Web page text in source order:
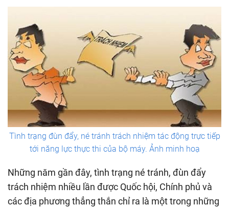
Tình trạng đùn đẩy, né tránh trách nhiệm tác động trực tiếp
tới năng lực thực thi của bộ máy. Ảnh minh hoạ
Những năm gần đây, tình trạng né tránh, đùn đẩy
trách nhiệm nhiều lần được Quốc hội, Chính phủ và
các địa phương thẳng thắn chỉ ra là một trong những